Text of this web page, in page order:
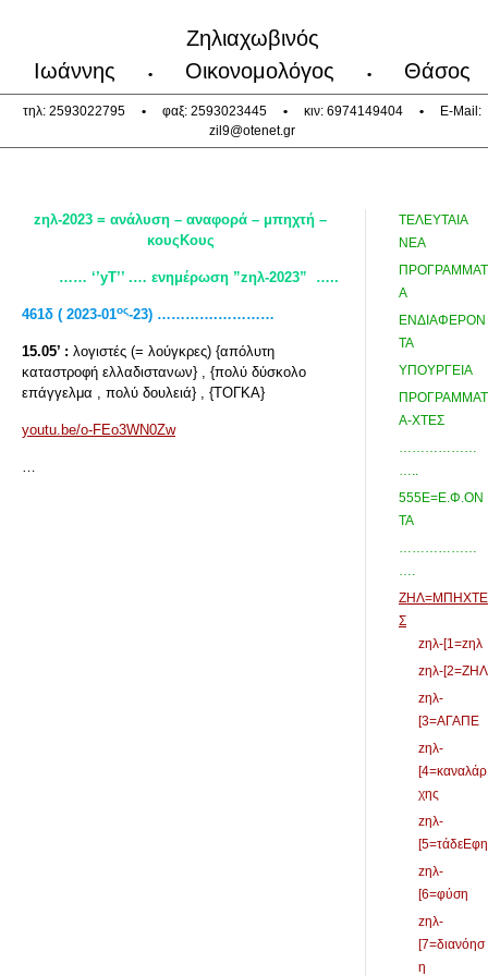
Ζηλιαχωβινός
Ιωάννης
• Οικονομολόγος • Θάσος
τηλ: 2593022795 • φαξ: 2593023445 • κιν: 6974149404 •
E-Mail:
zil9@otenet.gr
zηλ-2023 = ανάλυση – αναφορά – μπηχτή –
κουςΚους
…… ‘’yΤ’’ .… ενημέρωση ”zηλ-2023” …..
461δ ( 2023-01ος-23) ………….…………
15.05’ : λογιστές (= λούγκρες) {απόλυτη
καταστροφή ελλαδιστανων} , {πολύ δύσκολο
επάγγελμα , πολύ δουλειά} , {ΤΟΓΚΑ}
youtu.be/o-FEo3WN0Zw
…
ΤΕΛΕΥΤΑΙΑ
ΝΕΑ
ΠΡΟΓΡΑΜΜΑΤ
Α
ΕΝΔΙΑΦΕΡΟΝ
ΤΑ
ΥΠΟΥΡΓΕΙΑ
ΠΡΟΓΡΑΜΜΑΤ
Α-ΧΤΕΣ
………………
…..
555Ε=Ε.Φ.ΟΝ
ΤΑ
………………
….
ΖΗΛ=ΜΠΗΧΤΕ
Σ
zηλ-[1=zηλ
zηλ-[2=ΖΗΛ
zηλ-
[3=ΑΓΑΠΕ
zηλ-
[4=καναλάρ
χης
zηλ-
[5=τάδεΕφη
zηλ-
[6=φύση
zηλ-
[7=διανόησ
η